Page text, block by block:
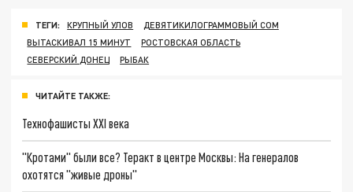
ТЕГИ: КРУПНЫЙ УЛОВ
ДЕВЯТИКИЛОГРАММОВЫЙ СОМ
ВЫТАСКИВАЛ 15 МИНУТ
РОСТОВСКАЯ ОБЛАСТЬ
СЕВЕРСКИЙ ДОНЕЦ
РЫБАК
ЧИТАЙТЕ ТАКЖЕ:
Технофашисты XXI века
"Кротами" были все? Теракт в центре Москвы: На генералов
охотятся "живые дроны"